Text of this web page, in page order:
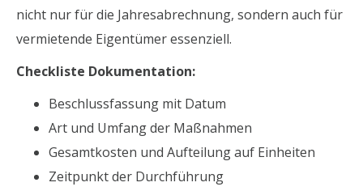
nicht nur für die Jahresabrechnung, sondern auch für
vermietende Eigentümer essenziell.
Checkliste Dokumentation:
Beschlussfassung mit Datum
Art und Umfang der Maßnahmen
Gesamtkosten und Aufteilung auf Einheiten
Zeitpunkt der Durchführung